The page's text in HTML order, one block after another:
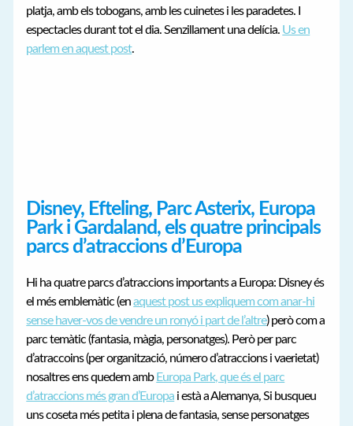
platja, amb els tobogans, amb les cuinetes i les paradetes. I
espectacles durant tot el dia. Senzillament una delícia. Us en
parlem en aquest post.
Disney, Efteling, Parc Asterix, Europa
Park i Gardaland, els quatre principals
parcs d’atraccions d’Europa
Hi ha quatre parcs d’atraccions importants a Europa: Disney és
el més emblemàtic (enaquest post us expliquem com anar-hi
sense haver-vos de vendre un ronyó i part de l’altre) però com a
parc temàtic (fantasia, màgia, personatges). Però per parc
d’atraccoins (per organització, número d’atraccions i vaerietat)
nosaltres ens quedem ambEuropa Park, que és el parc
d’atraccions més gran d’Europa i està a Alemanya, Si busqueu
uns coseta més petita i plena de fantasia, sense personatges